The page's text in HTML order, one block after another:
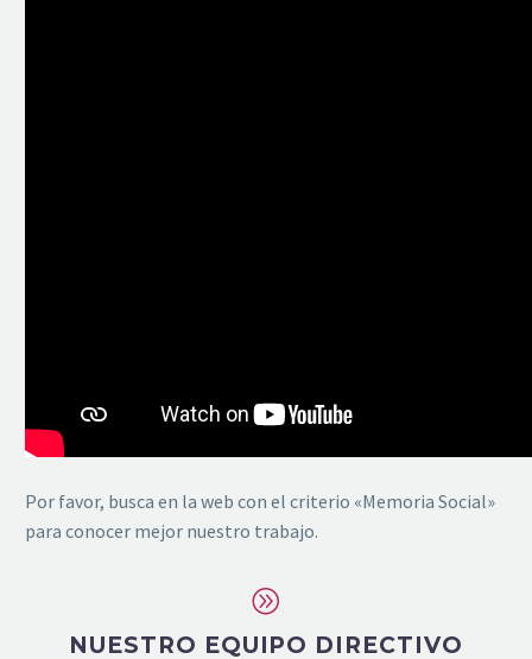
Por favor, busca en la web con el criterio «Memoria Social»
para conocer mejor nuestro trabajo.
A
A
NUESTRO EQUIPO DIRECTIVO